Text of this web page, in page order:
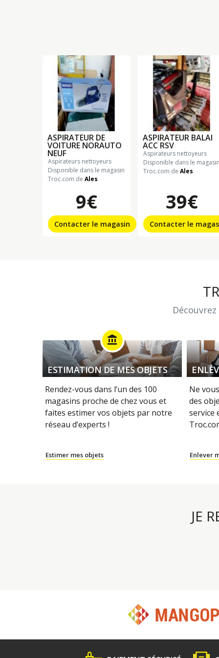
ASPIRATEUR DE
VOITURE NORAUTO
NEUF
aspirateurs nettoyeurs
Disponible dans le magasin
Troc.com de Ales
9€
Contacter le magasin
ASPIRATEUR BALAI
ACC RSV
aspirateurs nettoyeurs
Disponible dans le
Troc.com de Ales
39€
Contacter le
account_balance
ESTIMATION DE MES OBJETS
Rendez-vous dans l’un des 100
magasins proche de chez vous et
faites estimer vos objets par notre
réseau d’experts !
Estimer mes objets
Ne
des
service
Enlever
JE